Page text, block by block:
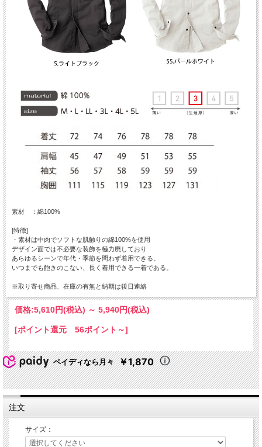
素材 ：綿100%
[特徴]
・素材は中肉でソフトな肌触りの綿100%を使用
デザイン面では不必要な装飾を極力廃しており
あらゆるシーンで年代・季節を問わず着用できる。
いつまでも飽きのこない、長く着用できる一着である。
※取り寄せ商品、在庫の有無と納期は後日連絡
価格:5,610円(税込) ～ 5,940円(税込)
[ポイント還元 56ポイント～]
ペイディなら月々 ￥1,870
注文
サイズ：